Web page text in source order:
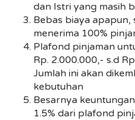
dan Istri yang masih
Bebas biaya apapun,
menerima 100%
Plafond pinjaman
Rp. 2.000.000,- s.d
Jumlah ini akan
kebutuhan
Besarnya
1.5% dari plafond